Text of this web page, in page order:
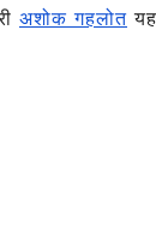
अशोक गहलोत